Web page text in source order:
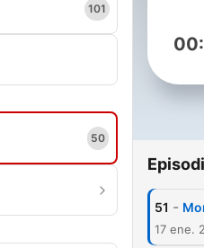
101
50
51 -
17 ene.